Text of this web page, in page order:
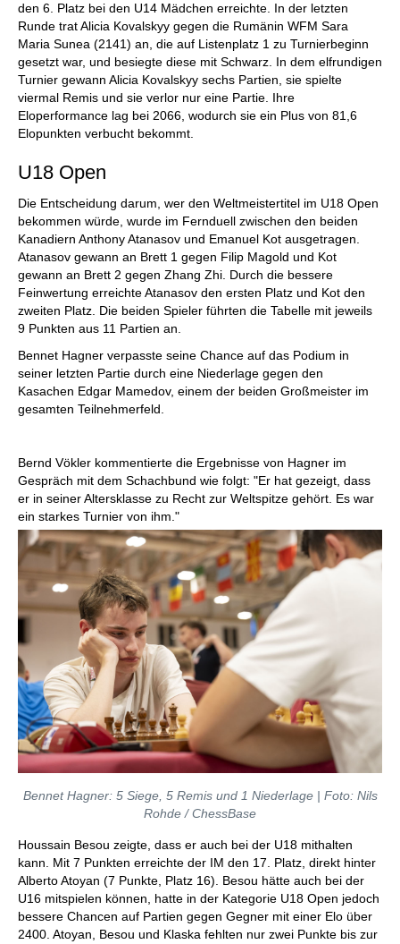
den 6. Platz bei den U14 Mädchen erreichte. In der letzten
Runde trat Alicia Kovalskyy gegen die Rumänin WFM Sara
Maria Sunea (2141) an, die auf Listenplatz 1 zu Turnierbeginn
gesetzt war, und besiegte diese mit Schwarz. In dem elfrundigen
Turnier gewann Alicia Kovalskyy sechs Partien, sie spielte
viermal Remis und sie verlor nur eine Partie. Ihre
Eloperformance lag bei 2066, wodurch sie ein Plus von 81,6
Elopunkten verbucht bekommt.
U18 Open
Die Entscheidung darum, wer den Weltmeistertitel im U18 Open
bekommen würde, wurde im Fernduell zwischen den beiden
Kanadiern Anthony Atanasov und Emanuel Kot ausgetragen.
Atanasov gewann an Brett 1 gegen Filip Magold und Kot
gewann an Brett 2 gegen Zhang Zhi. Durch die bessere
Feinwertung erreichte Atanasov den ersten Platz und Kot den
zweiten Platz. Die beiden Spieler führten die Tabelle mit jeweils
9 Punkten aus 11 Partien an.
Bennet Hagner verpasste seine Chance auf das Podium in
seiner letzten Partie durch eine Niederlage gegen den
Kasachen Edgar Mamedov, einem der beiden Großmeister im
gesamten Teilnehmerfeld.
Bernd Vökler kommentierte die Ergebnisse von Hagner im
Gespräch mit dem Schachbund wie folgt: "Er hat gezeigt, dass
er in seiner Altersklasse zu Recht zur Weltspitze gehört. Es war
ein starkes Turnier von ihm."
Bennet Hagner: 5 Siege, 5 Remis und 1 Niederlage | Foto: Nils
Rohde / ChessBase
Houssain Besou zeigte, dass er auch bei der U18 mithalten
kann. Mit 7 Punkten erreichte der IM den 17. Platz, direkt hinter
Alberto Atoyan (7 Punkte, Platz 16). Besou hätte auch bei der
U16 mitspielen können, hatte in der Kategorie U18 Open jedoch
bessere Chancen auf Partien gegen Gegner mit einer Elo über
2400. Atoyan, Besou und Klaska fehlten nur zwei Punkte bis zur